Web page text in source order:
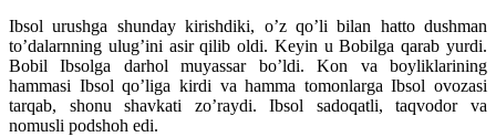
Ibsol urushga shunday kirishdiki, o’z qo’li bilan hatto dushman
to’dalarnning ulug’ini asir qilib oldi. Keyin u Bobilga qarab yurdi.
Bobil Ibsolga darhol muyassar bo’ldi. Kon va boyliklarining
hammasi Ibsol qo’liga kirdi va hamma tomonlarga Ibsol ovozasi
tarqab, shonu shavkati zo’raydi. Ibsol sadoqatli, taqvodor va
nomusli podshoh edi.